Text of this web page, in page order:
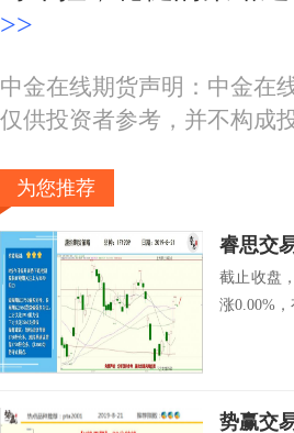
>>
中金在线期货声明：中金在
仅供投资者参考，并不构成
为您推荐
睿思交
截止收盘
涨0.00%
势赢交